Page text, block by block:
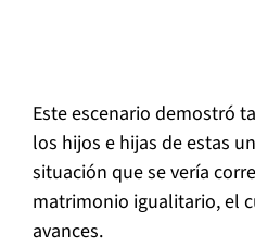
Este escenario demostró
los hijos e hijas de estas
situación que se vería
matrimonio igualitario, el
avances.